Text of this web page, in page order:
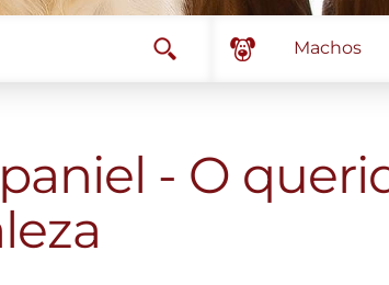
Machos
- O